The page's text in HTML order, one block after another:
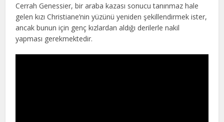
Cerrah Genessier, bir araba kazası sonucu tanınmaz hale
gelen kızı Christiane’nin yüzünü yeniden şekillendirmek ister,
ancak bunun için genç kızlardan aldığı derilerle nakil
yapması gerekmektedir.